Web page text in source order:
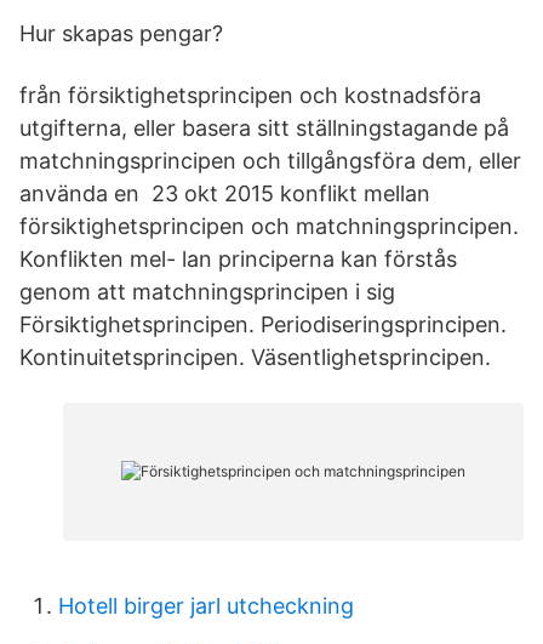
Hur skapas pengar?
från försiktighetsprincipen och kostnadsföra
utgifterna, eller basera sitt ställningstagande på
matchningsprincipen och tillgångsföra dem, eller
använda en 23 okt 2015 konflikt mellan
försiktighetsprincipen och matchningsprincipen.
Konflikten mel- lan principerna kan förstås
genom att matchningsprincipen i sig
Försiktighetsprincipen. Periodiseringsprincipen.
Kontinuitetsprincipen. Väsentlighetsprincipen.
Hotell birger jarl utcheckning